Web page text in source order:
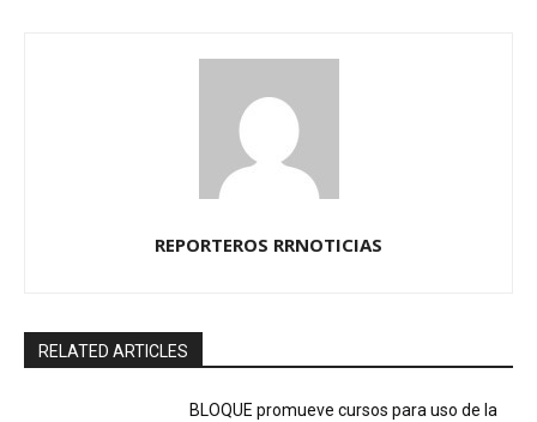
REPORTEROS RRNOTICIAS
RELATED ARTICLES
BLOQUE promueve cursos para uso de la